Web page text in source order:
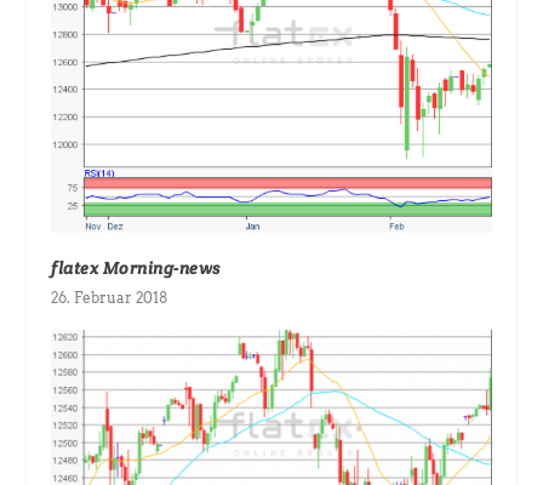
flatex Morning-news
26. Februar 2018